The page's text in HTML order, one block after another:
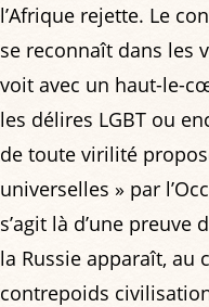
l’Afrique rejette. Le
se reconnaît dans les
voit avec un haut-le-
les délires LGBT ou
de toute virilité
universelles » par
s’agit là d’une
la Russie apparaît, au
contrepoids